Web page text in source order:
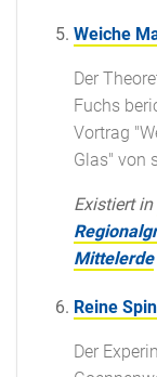
Weiche
Der
Fuchs
Vortrag
Glas" von
Existiert in
Mittelerde
Reine
Der